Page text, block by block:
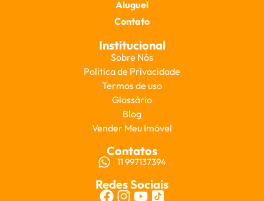
Aluguel
Contato
Institucional
Sobre Nós
Politica de Privacidade
Termos de uso
Glossário
Blog
Vender Meu Imóvel
Contatos
11 997137394
Redes Sociais